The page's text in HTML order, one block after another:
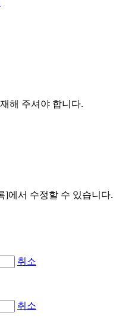
해 주셔야 합니다.
]에서 수정할 수 있습니다.
취소
취소